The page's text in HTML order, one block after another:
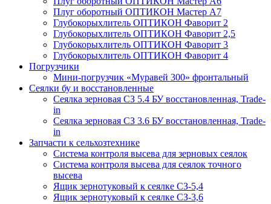
Плуг оборотный ОПТИКОН Мастер А7
Глубокорыхлитель ОПТИКОН Фаворит 2
Глубокорыхлитель ОПТИКОН Фаворит 2,5
Глубокорыхлитель ОПТИКОН Фаворит 3
Глубокорыхлитель ОПТИКОН Фаворит 4
Погрузчики
Мини-погрузчик «Муравей 300» фронтальный
Сеялки бу и восстановленные
Сеялка зерновая СЗ 5.4 БУ восстановленная, Trade-
in
Сеялка зерновая СЗ 3.6 БУ восстановленная, Trade-
in
Запчасти к сельхозтехнике
Система контроля высева для зерновых сеялок
Система контроля высева для сеялок точного
высева
Ящик зернотуковый к сеялке СЗ-5,4
Ящик зернотуковый к сеялке СЗ-3,6